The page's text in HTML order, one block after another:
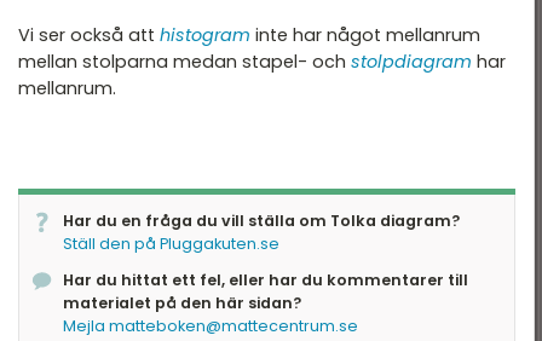
Vi ser också att histogram inte har något mellanrum
mellan stolparna medan stapel- och stolpdiagram har
mellanrum.
Har du en fråga du vill ställa om Tolka diagram?
Ställ den på Pluggakuten.se
Har du hittat ett fel, eller har du kommentarer till
materialet på den här sidan?
Mejla matteboken@mattecentrum.se